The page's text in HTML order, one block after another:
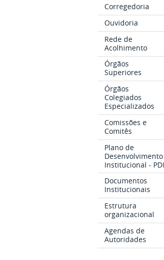
Corregedoria
Ouvidoria
Rede de
Acolhimento
Órgãos
Superiores
Órgãos
Colegiados
Especializados
Comissões e
Comitês
Plano de
Desenvolvimento
Institucional - PDI
Documentos
Institucionais
Estrutura
organizacional
Agendas de
Autoridades